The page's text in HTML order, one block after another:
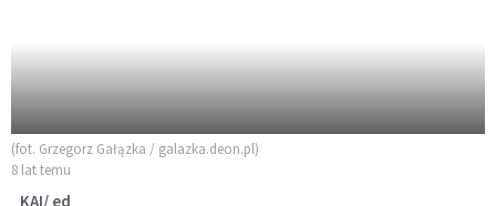
(fot. Grzegorz Gałązka / galazka.deon.pl)
8 lat temu
KAI/ ed